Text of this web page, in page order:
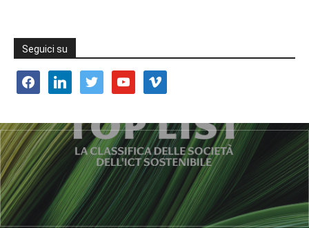
Seguici su
facebooklinkedin twitter youtube vimeo